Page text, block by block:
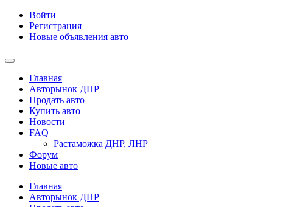
Войти
Регистрация
Новые объявления авто
Главная
Авторынок ДНР
Продать авто
Купить авто
Новости
FAQ
Растаможка ДНР, ЛНР
Форум
Новые авто
Главная
Авторынок ДНР